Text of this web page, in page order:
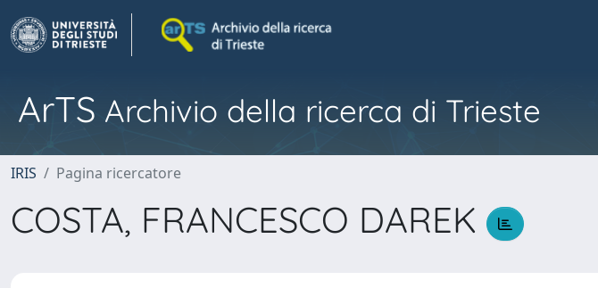
ArTS Archivio della ricerca di Trieste
IRIS Pagina ricercatore
COSTA, FRANCESCO DAREK